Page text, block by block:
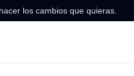
los cambios que quieras.